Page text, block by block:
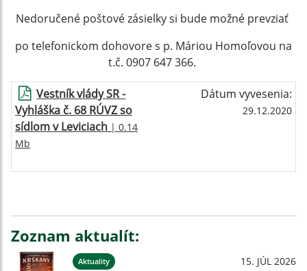
Nedoručené poštové zásielky si bude možné prevziať
po telefonickom dohovore s p. Máriou Homoľovou na
t.č. 0907 647 366.
Vestník vlády SR -
Vyhláška č. 68 RÚVZ so
sídlom v Leviciach | 0.14
Mb
Dátum vyvesenia:
29.12.2020
Zoznam aktualít:
Aktuality 15. JÚL 2026